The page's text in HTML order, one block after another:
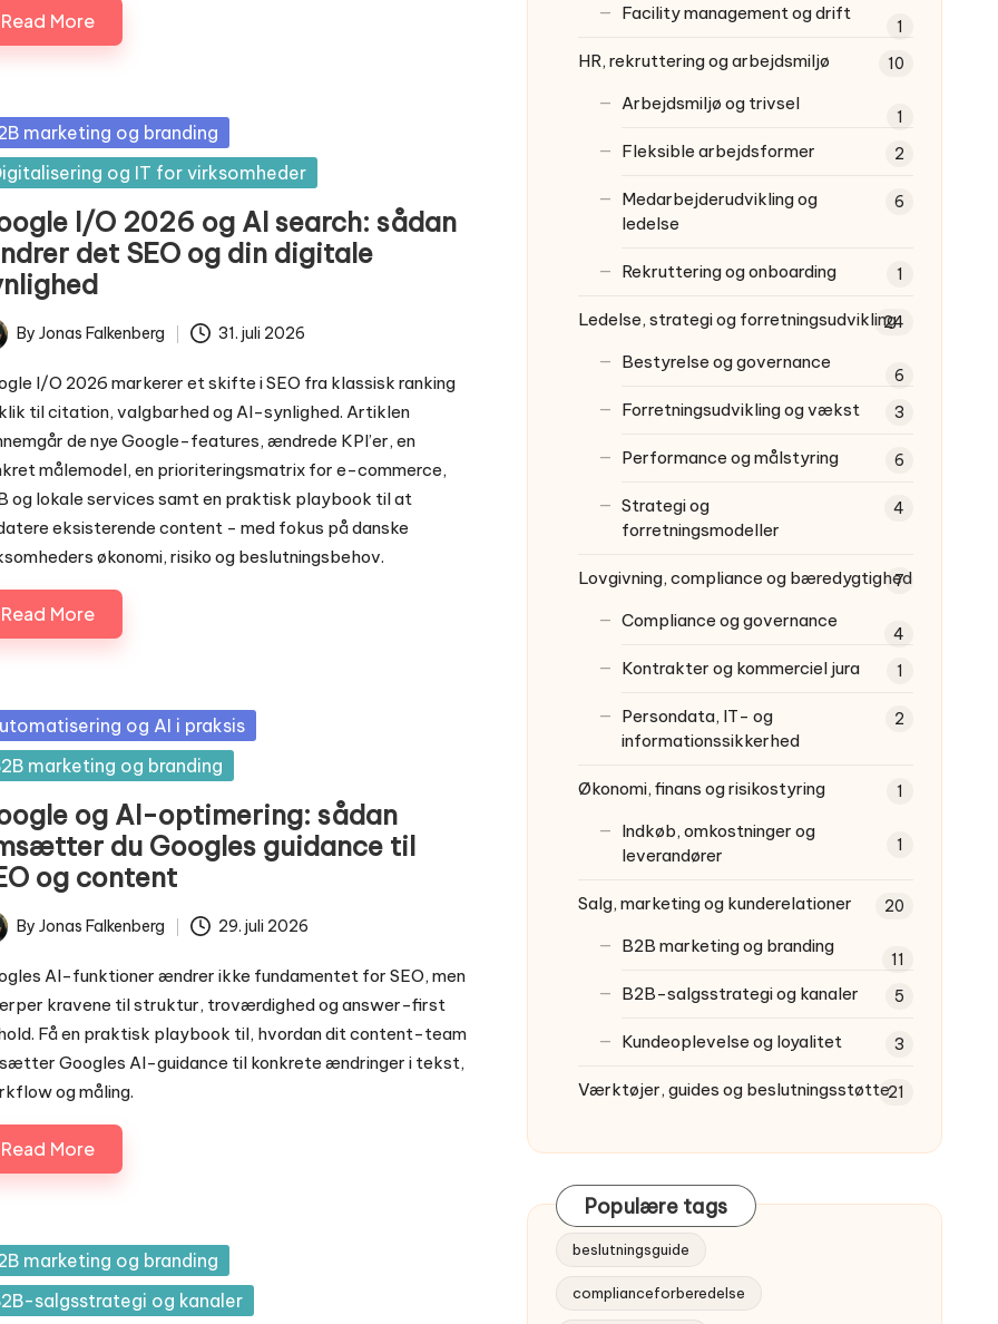
Read More
marketing og branding
og IT for virksomheder
I/O 2026 og AI search: sådan
det SEO og din digitale
By Jonas Falkenberg 31. juli 2026
I/O 2026 markerer et skifte i SEO fra klassisk ranking
til citation, valgbarhed og AI-synlighed. Artiklen
de nye Google-features, ændrede KPI’er, en
målemodel, en prioriteringsmatrix for e-commerce,
og lokale services samt en praktisk playbook til at
eksisterende content - med fokus på danske
økonomi, risiko og beslutningsbehov.
Read More
og AI i praksis
marketing og branding
og AI-optimering: sådan
du Googles guidance til
og content
By Jonas Falkenberg 29. juli 2026
AI-funktioner ændrer ikke fundamentet for SEO, men
kravene til struktur, troværdighed og answer-first
Få en praktisk playbook til, hvordan dit content-team
Googles AI-guidance til konkrete ændringer i tekst,
og måling.
Read More
marketing og branding
salgsstrategi og kanaler
Facility management og drift
1
HR, rekruttering og arbejdsmiljø 10
Arbejdsmiljø og trivsel
1
Fleksible arbejdsformer 2
Medarbejderudvikling og
ledelse
6
Rekruttering og onboarding 1
Ledelse, strategi og forretningsudvikling
24
Bestyrelse og governance
6
Forretningsudvikling og vækst 3
Performance og målstyring 6
Strategi og
forretningsmodeller
4
Lovgivning, compliance og bæredygtighed
7
Compliance og governance
4
Kontrakter og kommerciel jura 1
Persondata, IT- og
informationssikkerhed
2
Økonomi, finans og risikostyring 1
Indkøb, omkostninger og
leverandører
1
Salg, marketing og kunderelationer 20
B2B marketing og branding
11
B2B-salgsstrategi og kanaler 5
Kundeoplevelse og loyalitet 3
Værktøjer, guides og beslutningsstøtte21
Populære tags
beslutningsguide
complianceforberedelse